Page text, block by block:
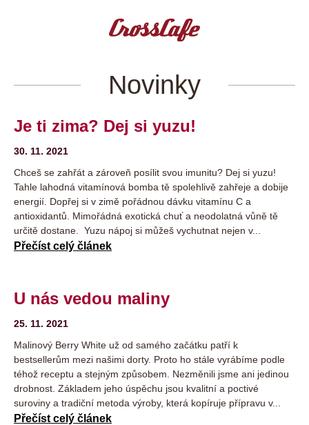
Novinky
Je ti zima? Dej si yuzu!
30. 11. 2021
Chceš se zahřát a zároveň posílit svou imunitu? Dej si yuzu!
Tahle lahodná vitamínová bomba tě spolehlivě zahřeje a dobije
energií. Dopřej si v zimě pořádnou dávku vitamínu C a
antioxidantů. Mimořádná exotická chuť a neodolatná vůně tě
určitě dostane. Yuzu nápoj si můžeš vychutnat nejen v...
Přečíst celý článek
U nás vedou maliny
25. 11. 2021
Malinový Berry White už od samého začátku patří k
bestsellerům mezi našimi dorty. Proto ho stále vyrábíme podle
téhož receptu a stejným způsobem. Nezměnili jsme ani jedinou
drobnost. Základem jeho úspěchu jsou kvalitní a poctivé
suroviny a tradiční metoda výroby, která kopíruje přípravu v...
Přečíst celý článek